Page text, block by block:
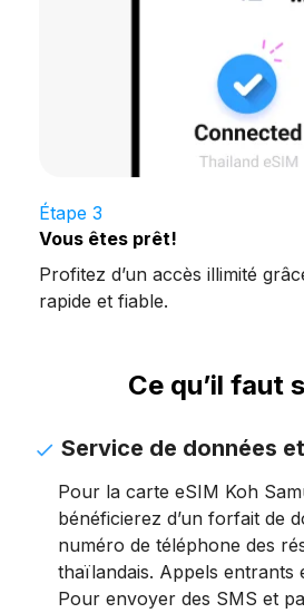
Étape 3
Vous êtes prêt!
Profitez d’un accès illimité
rapide et fiable.
Ce qu’il faut
Service de données
Pour la carte eSIM Koh
bénéficierez d’un forfait de
numéro de téléphone des
thaïlandais. Appels entrants
Pour envoyer des SMS et